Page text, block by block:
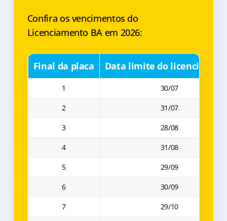
Confira os vencimentos do
Licenciamento BA em 2026:
Final da placa Data limite do
1 30/07
2 31/07
3 28/08
4 31/08
5 29/09
6 30/09
7 29/10